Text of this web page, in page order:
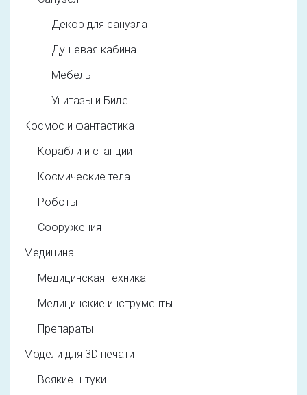
Декор для санузла
Душевая кабина
Мебель
Унитазы и Биде
Космос и фантастика
Корабли и станции
Космические тела
Роботы
Сооружения
Медицина
Медицинская техника
Медицинские инструменты
Препараты
Модели для 3D печати
Всякие штуки